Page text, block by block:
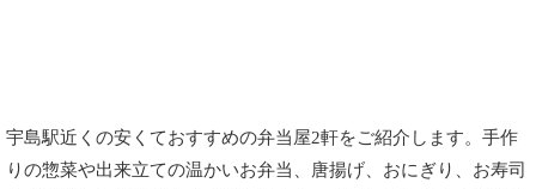
宇島駅近くの安くておすすめの弁当屋2軒をご紹介します。手作
りの惣菜や出来立ての温かいお弁当、唐揚げ、おにぎり、お寿司